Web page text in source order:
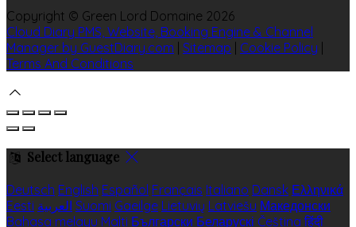
Copyright © Green Lord Domaine 2026
Cloud Diary PMS, Website, Booking Engine & Channel
Manager by GuestDiary.com | Sitemap | Cookie Policy |
Terms And Conditions
Select language
Deutsch English Español Français Italiano Dansk Ελληνικά
Eesti العربية Suomi Gaeilge Lietuvių Latviešu Македонски
Bahasa melayu Malti Български Беларускі Čeština हिंदी